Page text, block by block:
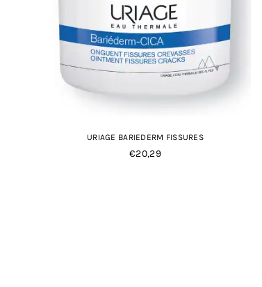
URIAGE BARIEDERM FISSURES
Normale
€20,29